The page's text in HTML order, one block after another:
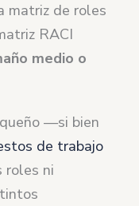
matriz de roles
RACI
medio o
—si bien
de trabajo
ni